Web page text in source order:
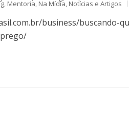
, Mentoria, Na Mídia, Notícias e Artigos
business/buscando-